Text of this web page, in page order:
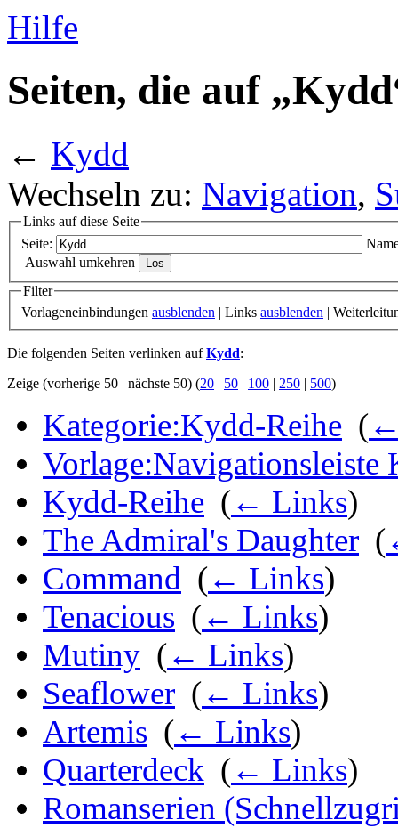
Hilfe
Seiten, die auf
← Kydd
Wechseln zu: Navigation,
Links auf diese Seite
Seite:
Auswahl umkehren
Filter
Vorlageneinbindungen ausblenden | Links ausblenden |
Die folgenden Seiten verlinken aufKydd:
Zeige (vorherige 50 | nächste 50) (20 | 50 | 100 | 250 | 500)
Kategorie:Kydd-Reihe (
Vorlage:Navigationsleiste
Kydd-Reihe (← Links)
The Admiral's Daughter (
Command (← Links)
Tenacious (← Links)
Mutiny (← Links)
Seaflower (← Links)
Artemis (← Links)
Quarterdeck (← Links)
Romanserien